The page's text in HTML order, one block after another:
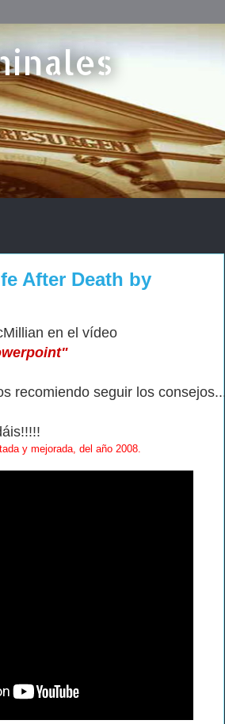
After Death by
en el vídeo
recomiendo seguir los consejos....
y mejorada, del año 2008.